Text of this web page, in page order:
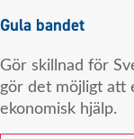
Gula bandet
Gör skillnad för
gör det möjligt att
ekonomisk hjälp.